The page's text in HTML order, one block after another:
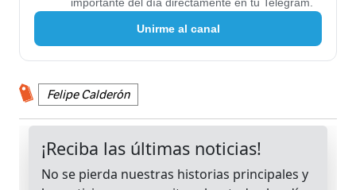
importante del día directamente en tu Telegram.
Unirme al canal
Felipe Calderón